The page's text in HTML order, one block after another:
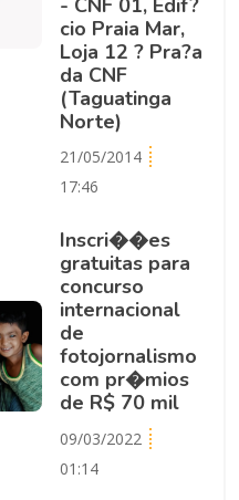
cio Praia Mar,
Loja 12 ? Pra?a
da CNF
(Taguatinga
Norte)
21/05/2014
17:46
Inscri��es
gratuitas para
concurso
internacional
de
fotojornalismo
com pr�mios
de R$ 70 mil
09/03/2022
01:14